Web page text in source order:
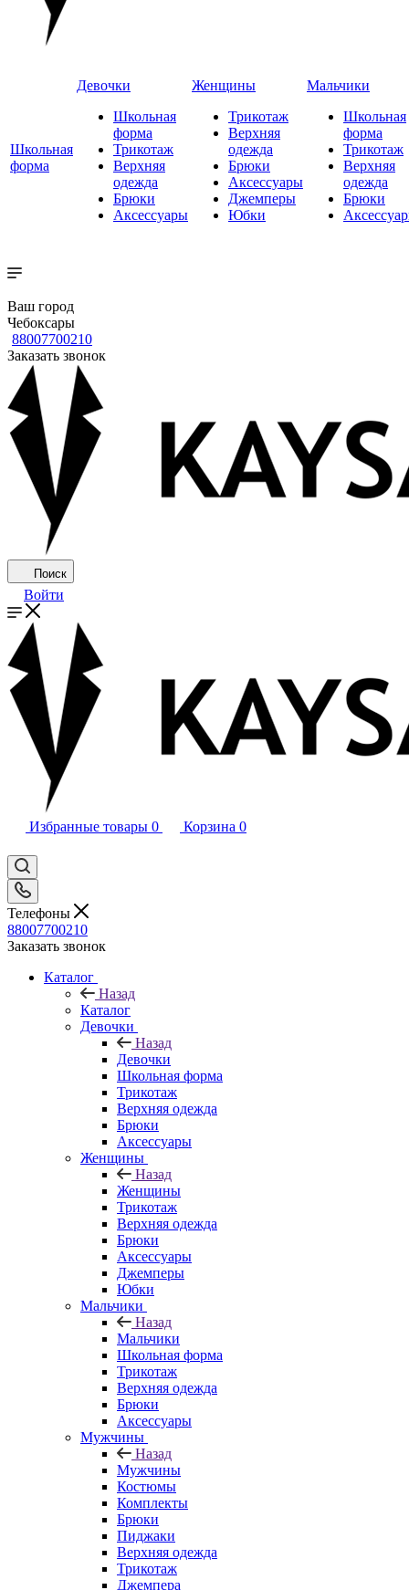
Школьная
форма
Девочки
Школьная
форма
Трикотаж
Верхняя
одежда
Брюки
Аксессуары
Женщины
Трикотаж
Верхняя
одежда
Брюки
Аксессуары
Джемперы
Юбки
Мальчики
Школьная
форма
Трикотаж
Верхняя
одежда
Брюки
Ваш город
Чебоксары
88007700210
Заказать звонок
Поиск
Войти
Избранные товары 0 Корзина 0
Телефоны
88007700210
Заказать звонок
Каталог
Назад
Каталог
Девочки
Назад
Девочки
Школьная форма
Трикотаж
Верхняя одежда
Брюки
Аксессуары
Женщины
Назад
Женщины
Трикотаж
Верхняя одежда
Брюки
Аксессуары
Джемперы
Юбки
Мальчики
Назад
Мальчики
Школьная форма
Трикотаж
Верхняя одежда
Брюки
Аксессуары
Мужчины
Назад
Мужчины
Костюмы
Комплекты
Брюки
Пиджаки
Верхняя одежда
Трикотаж
Джемпера